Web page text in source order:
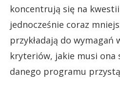
koncentrują się na
jednocześnie coraz
przykładają do wymagań
kryteriów, jakie musi ona
danego programu